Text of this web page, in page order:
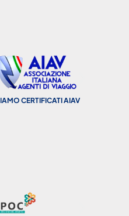
FONDO DI GARANZIA